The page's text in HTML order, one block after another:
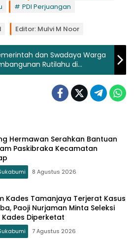
PDI Perjuangan
Editor: Mulvi M Noor
dan Swadaya Warga
Rutilahu di
Hermawan Serahkan Bantuan
Paskibraka Kecamatan
8 Agustus 2026
Kades Tamanjaya Terjerat Kasus
Paoji Nurjaman Minta Seleksi
Kades Diperketat
7 Agustus 2026